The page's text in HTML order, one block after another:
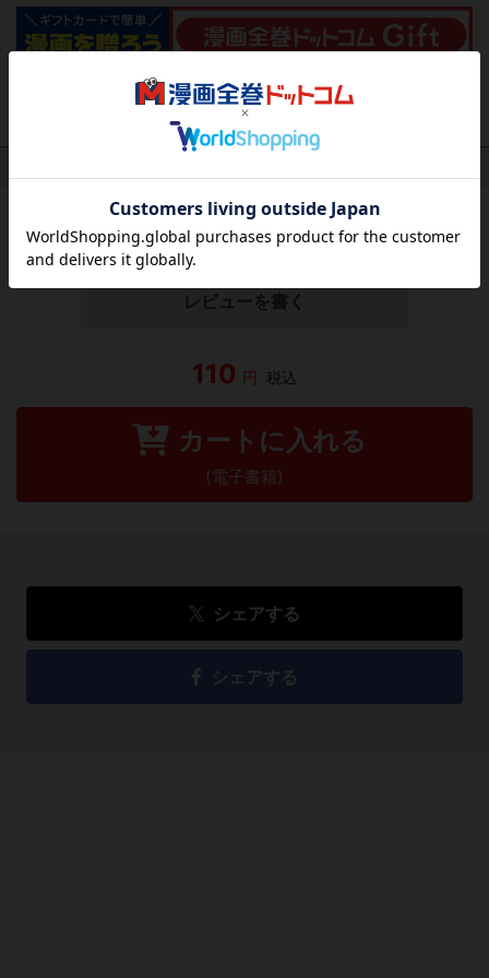
この作品にはまだレビューがありません。 今後読まれる
方のために感想を共有してもらえませんか？
レビューを書く
110 円 税込
カートに入れる
(電子書籍)
シェアする
シェアする